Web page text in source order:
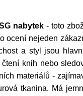
nabytek - toto
nejeden
a styl jsou
knih nebo
materiálů -
tkanina. Má